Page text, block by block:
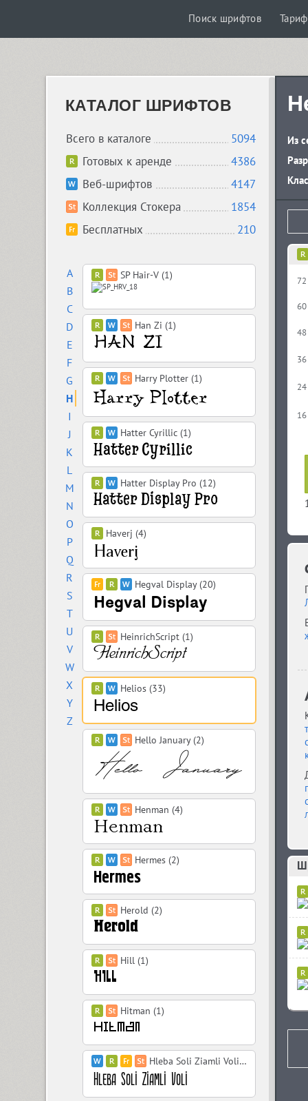
Поиск шрифтов
КАТАЛОГ ШРИФТОВ
Всего в каталоге
5094
Готовых к аренде
4386
Веб-шрифтов
4147
Коллекция Стокера
1854
Бесплатных
210
A
B
C
D
E
F
G
H
I
J
K
L
M
N
O
P
Q
R
S
T
U
V
W
X
Y
Z
SP Hair-V (1)
Han Zi (1)
Harry Plotter (1)
Hatter Cyrillic (1)
Hatter Display Pro (12)
Haverj (4)
Hegval Display (20)
HeinrichScript (1)
Helios (33)
Hello January (2)
Henman (4)
Hermes (2)
Herold (2)
Hill (1)
Hitman (1)
Hleba Soli Ziamli Voli (10)
Из